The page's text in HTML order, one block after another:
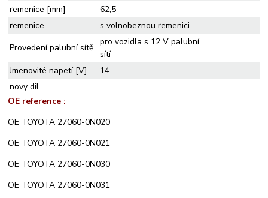
remenice [mm]
62,5
remenice
s volnobeznou remenici
Provedení palubní sítě
pro vozidla s 12 V palubní
sítí
Jmenovité napetí [V]
14
novy dil
OE reference :
OE TOYOTA 27060-0N020
OE TOYOTA 27060-0N021
OE TOYOTA 27060-0N030
OE TOYOTA 27060-0N031